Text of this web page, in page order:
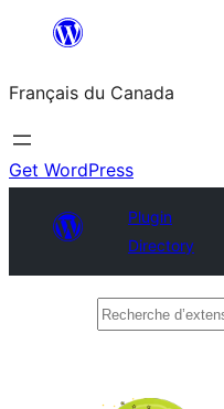
contenu
Français du Canada
Get WordPress
Plugin
Directory
Recherche